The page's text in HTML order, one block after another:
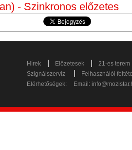
- Szinkronos előzetes
Hírek Előzetesek
21-es terem
Szignálszerviz
Felhasználói
Elérhetőségek:
Email: